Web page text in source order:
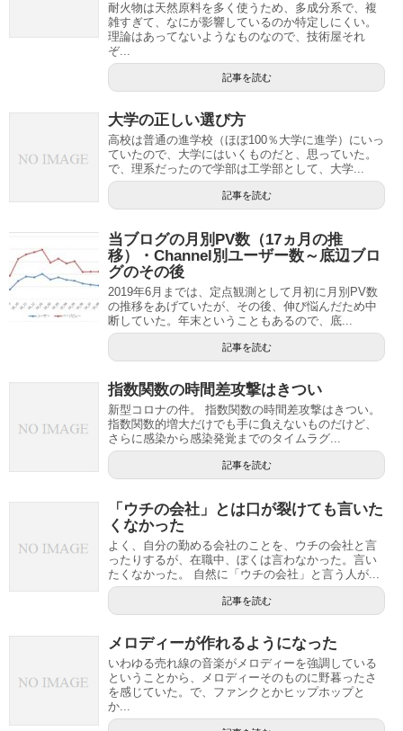
耐火物は天然原料を多く使うため、多成分系で、複
雑すぎて、なにが影響しているのか特定しにくい。
理論はあってないようなものなので、技術屋それ
ぞ...
記事を読む
大学の正しい選び方
高校は普通の進学校（ほぼ100％大学に進学）にいっ
ていたので、大学にはいくものだと、思っていた。
で、理系だったので学部は工学部として、大学...
記事を読む
当ブログの月別PV数（17ヵ月の推
移）・Channel別ユーザー数～底辺ブロ
グのその後
2019年6月までは、定点観測として月初に月別PV数
の推移をあげていたが、その後、伸び悩んだため中
断していた。年末ということもあるので、底...
記事を読む
指数関数の時間差攻撃はきつい
新型コロナの件。 指数関数の時間差攻撃はきつい。
指数関数的増大だけでも手に負えないものだけど、
さらに感染から感染発覚までのタイムラグ...
記事を読む
「ウチの会社」とは口が裂けても言いた
くなかった
よく、自分の勤める会社のことを、ウチの会社と言
ったりするが、在職中、ぼくは言わなかった。言い
たくなかった。 自然に「ウチの会社」と言う人が...
記事を読む
メロディーが作れるようになった
いわゆる売れ線の音楽がメロディーを強調している
ということから、メロディーそのものに野暮ったさ
を感じていた。で、ファンクとかヒップホップと
か...